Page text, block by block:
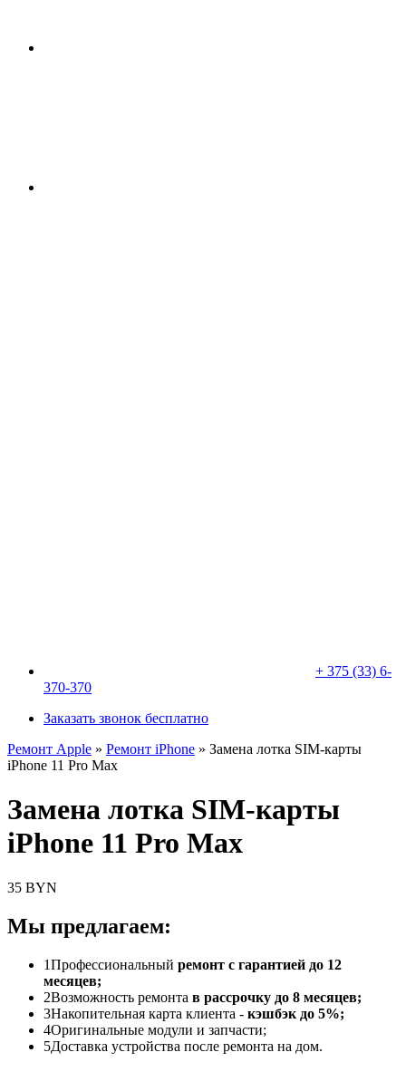
+ 375 (33) 6-
370-370
Заказать звонок бесплатно
Ремонт Apple » Ремонт iPhone » Замена лотка SIM-карты
iPhone 11 Pro Max
Замена лотка SIM-карты
iPhone 11 Pro Max
35 BYN
Мы предлагаем:
1Профессиональный ремонт с гарантией до 12
месяцев;
2Возможность ремонта в рассрочку до 8 месяцев;
3Накопительная карта клиента - кэшбэк до 5%;
4Оригинальные модули и запчасти;
5Доставка устройства после ремонта на дом.